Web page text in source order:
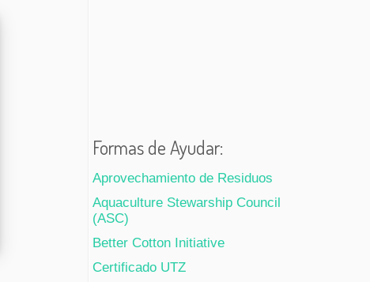
Formas de Ayudar:
Aprovechamiento de Residuos
Aquaculture Stewarship Council
(ASC)
Better Cotton Initiative
Certificado UTZ